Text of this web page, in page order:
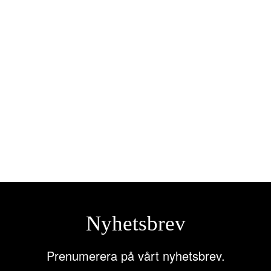
Nyhetsbrev
Prenumerera på vårt nyhetsbrev.